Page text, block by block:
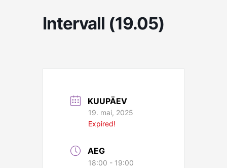
Intervall (19.05)
KUUPÄEV
19. mai, 2025
Expired!
AEG
18:00 - 19:00